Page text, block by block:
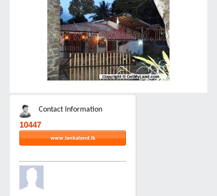
Contact Information
10447
www.lankaland.lk